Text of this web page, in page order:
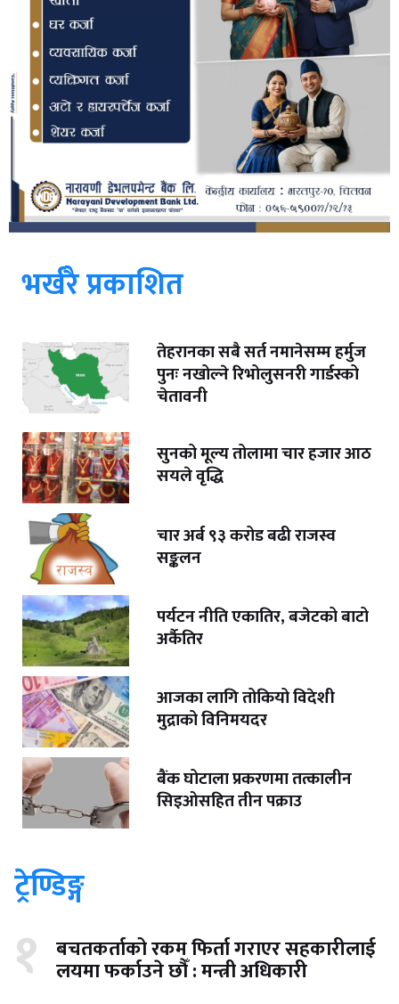
भर्खरै प्रकाशित
तेहरानका सबै सर्त नमानेसम्म हर्मुज
पुनः नखोल्ने रिभोलुसनरी गार्डस्को
चेतावनी
सुनको मूल्य तोलामा चार हजार आठ
सयले वृद्धि
चार अर्ब ९३ करोड बढी राजस्व
सङ्कलन
पर्यटन नीति एकातिर, बजेटको बाटो
अर्कैतिर
आजका लागि तोकियो विदेशी
मुद्राको विनिमयदर
बैंक घोटाला प्रकरणमा तत्कालीन
सिइओसहित तीन पक्राउ
ट्रेण्डिङ्ग
१ बचतकर्ताको रकम फिर्ता गराएर सहकारीलाई
लयमा फर्काउने छौँ : मन्त्री अधिकारी